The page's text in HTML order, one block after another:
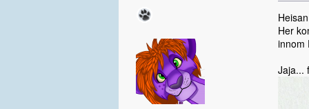
Her
innom
Jaja...